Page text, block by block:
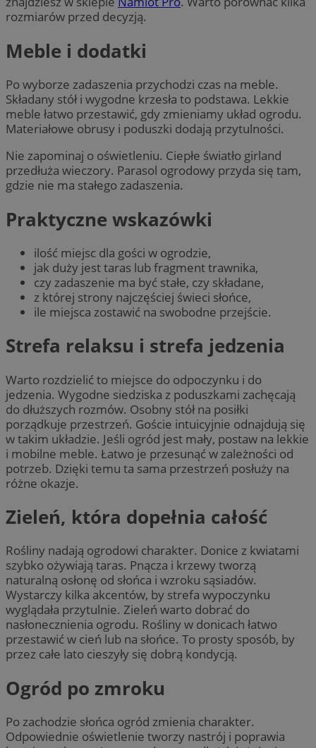
rozmiarów przed decyzją.
Meble i dodatki
Po wyborze zadaszenia przychodzi czas na meble.
Składany stół i wygodne krzesła to podstawa. Lekkie
meble łatwo przestawić, gdy zmieniamy układ ogrodu.
Materiałowe obrusy i poduszki dodają przytulności.
Nie zapominaj o oświetleniu. Ciepłe światło girland
przedłuża wieczory. Parasol ogrodowy przyda się tam,
gdzie nie ma stałego zadaszenia.
Praktyczne wskazówki
ilość miejsc dla gości w ogrodzie,
jak duży jest taras lub fragment trawnika,
czy zadaszenie ma być stałe, czy składane,
z której strony najczęściej świeci słońce,
ile miejsca zostawić na swobodne przejście.
Strefa relaksu i strefa jedzenia
Warto rozdzielić to miejsce do odpoczynku i do
jedzenia. Wygodne siedziska z poduszkami zachęcają
do dłuższych rozmów. Osobny stół na posiłki
porządkuje przestrzeń. Goście intuicyjnie odnajdują się
w takim układzie. Jeśli ogród jest mały, postaw na lekkie
i mobilne meble. Łatwo je przesunąć w zależności od
potrzeb. Dzięki temu ta sama przestrzeń posłuży na
różne okazje.
Zieleń, która dopełnia całość
Rośliny nadają ogrodowi charakter. Donice z kwiatami
szybko ożywiają taras. Pnącza i krzewy tworzą
naturalną osłonę od słońca i wzroku sąsiadów.
Wystarczy kilka akcentów, by strefa wypoczynku
wyglądała przytulnie. Zieleń warto dobrać do
nasłonecznienia ogrodu. Rośliny w donicach łatwo
przestawić w cień lub na słońce. To prosty sposób, by
przez całe lato cieszyły się dobrą kondycją.
Ogród po zmroku
Po zachodzie słońca ogród zmienia charakter.
Odpowiednie oświetlenie tworzy nastrój i poprawia